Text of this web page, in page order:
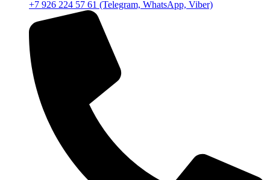
+7 926 224 57 61 (Telegram, WhatsApp, Viber)